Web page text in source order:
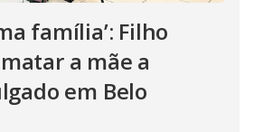
família’: Filho
a mãe a
em Belo